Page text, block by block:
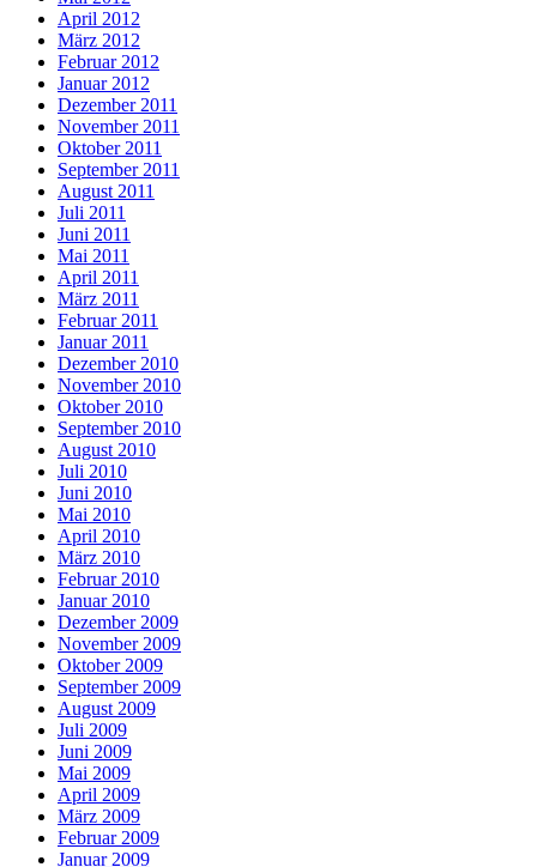
April 2012
März 2012
Februar 2012
Januar 2012
Dezember 2011
November 2011
Oktober 2011
September 2011
August 2011
Juli 2011
Juni 2011
Mai 2011
April 2011
März 2011
Februar 2011
Januar 2011
Dezember 2010
November 2010
Oktober 2010
September 2010
August 2010
Juli 2010
Juni 2010
Mai 2010
April 2010
März 2010
Februar 2010
Januar 2010
Dezember 2009
November 2009
Oktober 2009
September 2009
August 2009
Juli 2009
Juni 2009
Mai 2009
April 2009
März 2009
Februar 2009
Januar 2009